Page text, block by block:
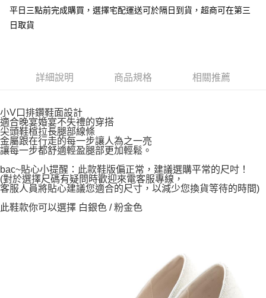
平日三點前完成購買，選擇宅配運送可於隔日到貨，超商可在第三
日取貨
詳細說明 商品規格 相關推薦
小V口排鑽鞋面設計
適合晚宴婚宴不失禮的穿搭
尖頭鞋楦拉長腿部線條
金屬跟在行走的每一步讓人為之一亮
讓每一步都舒適輕盈腿部更加輕鬆。
bac~貼心小提醒：此款鞋版偏正常，建議選購平常的尺吋！
(對於選擇尺碼有疑問時歡迎來電客服專線，
客服人員將貼心建議您適合的尺寸，以減少您換貨等待的時間)
此鞋款你可以選擇 白銀色 / 粉金色